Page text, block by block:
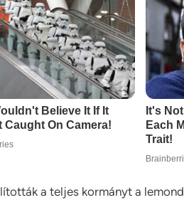
a teljes kormányt a